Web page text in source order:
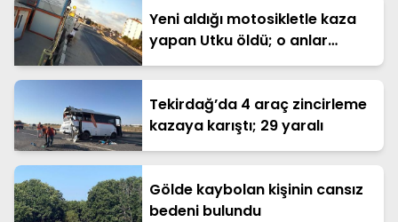
Yeni aldığı motosikletle kaza
yapan Utku öldü; o anlar
kamerada
Tekirdağ’da 4 araç zincirleme
kazaya karıştı; 29 yaralı
Gölde kaybolan kişinin cansız
bedeni bulundu